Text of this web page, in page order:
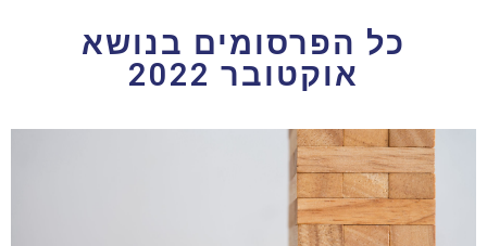
כל הפרסומים בנושא
אוקטובר 2022